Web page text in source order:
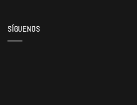
SÍGUENOS